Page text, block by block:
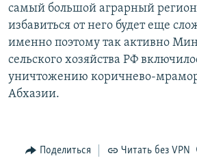
самый большой аграрный
избавиться от него будет еще
именно поэтому так активно
сельского хозяйства РФ
уничтожению коричнево-
Абхазии.
Поделиться Читать без VPN